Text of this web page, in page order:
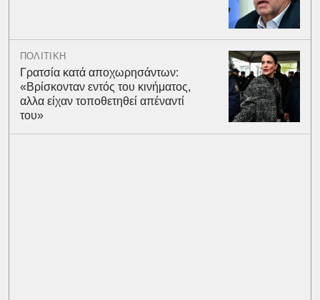
ΠΟΛΙΤΙΚΗ
Γρατσία κατά αποχωρησάντων:
«Bρίσκονταν εντός του κινήματος,
αλλα είχαν τοποθετηθεί απέναντί
του»